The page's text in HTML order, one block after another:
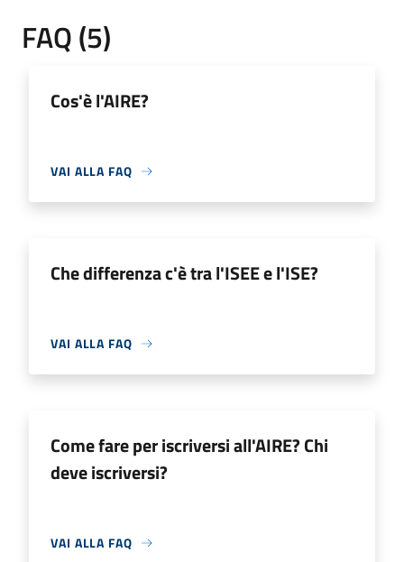
FAQ (5)
Cos'è l'AIRE?
VAI ALLA FAQ
Che differenza c'è tra l'ISEE e l'ISE?
VAI ALLA FAQ
Come fare per iscriversi all'AIRE? Chi
deve iscriversi?
VAI ALLA FAQ